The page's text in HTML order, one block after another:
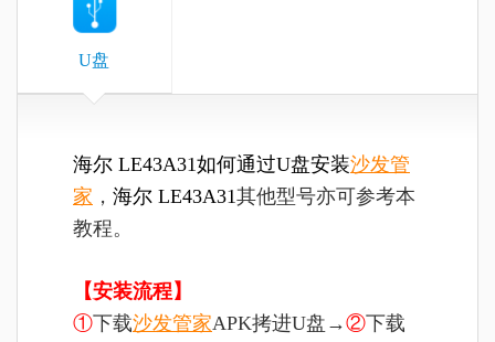
U盘
海尔 LE43A31如何通过U盘安装沙发管
家 ， 海尔 LE43A31其他型号亦可参考本
教程。
【安装流程】
①下载沙发管家APK拷进U盘→②下载